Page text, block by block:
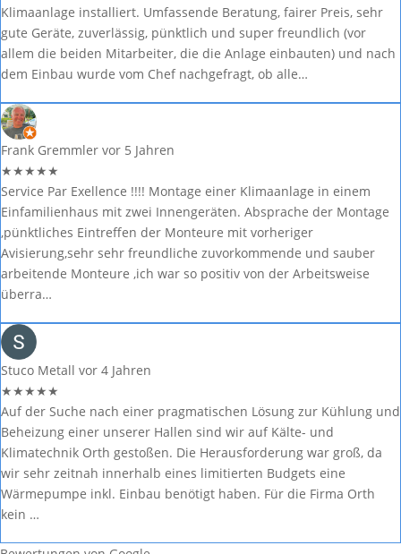
Klimaanlage installiert. Umfassende Beratung, fairer Preis, sehr
gute Geräte, zuverlässig, pünktlich und super freundlich (vor
allem die beiden Mitarbeiter, die die Anlage einbauten) und nach
dem Einbau wurde vom Chef nachgefragt, ob alle…
Frank Gremmler vor 5 Jahren
★★★★★
Service Par Exellence !!!! Montage einer Klimaanlage in einem
Einfamilienhaus mit zwei Innengeräten. Absprache der Montage
,pünktliches Eintreffen der Monteure mit vorheriger
Avisierung,sehr sehr freundliche zuvorkommende und sauber
arbeitende Monteure ,ich war so positiv von der Arbeitsweise
überra…
Stuco Metall vor 4 Jahren
★★★★★
Auf der Suche nach einer pragmatischen Lösung zur Kühlung und
Beheizung einer unserer Hallen sind wir auf Kälte- und
Klimatechnik Orth gestoßen. Die Herausforderung war groß, da
wir sehr zeitnah innerhalb eines limitierten Budgets eine
Wärmepumpe inkl. Einbau benötigt haben. Für die Firma Orth
kein …